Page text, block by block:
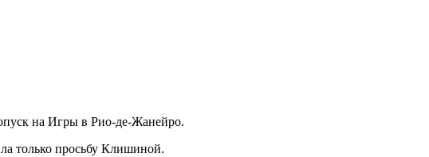
на Игры в Рио-де-Жанейро.
только просьбу Клишиной.